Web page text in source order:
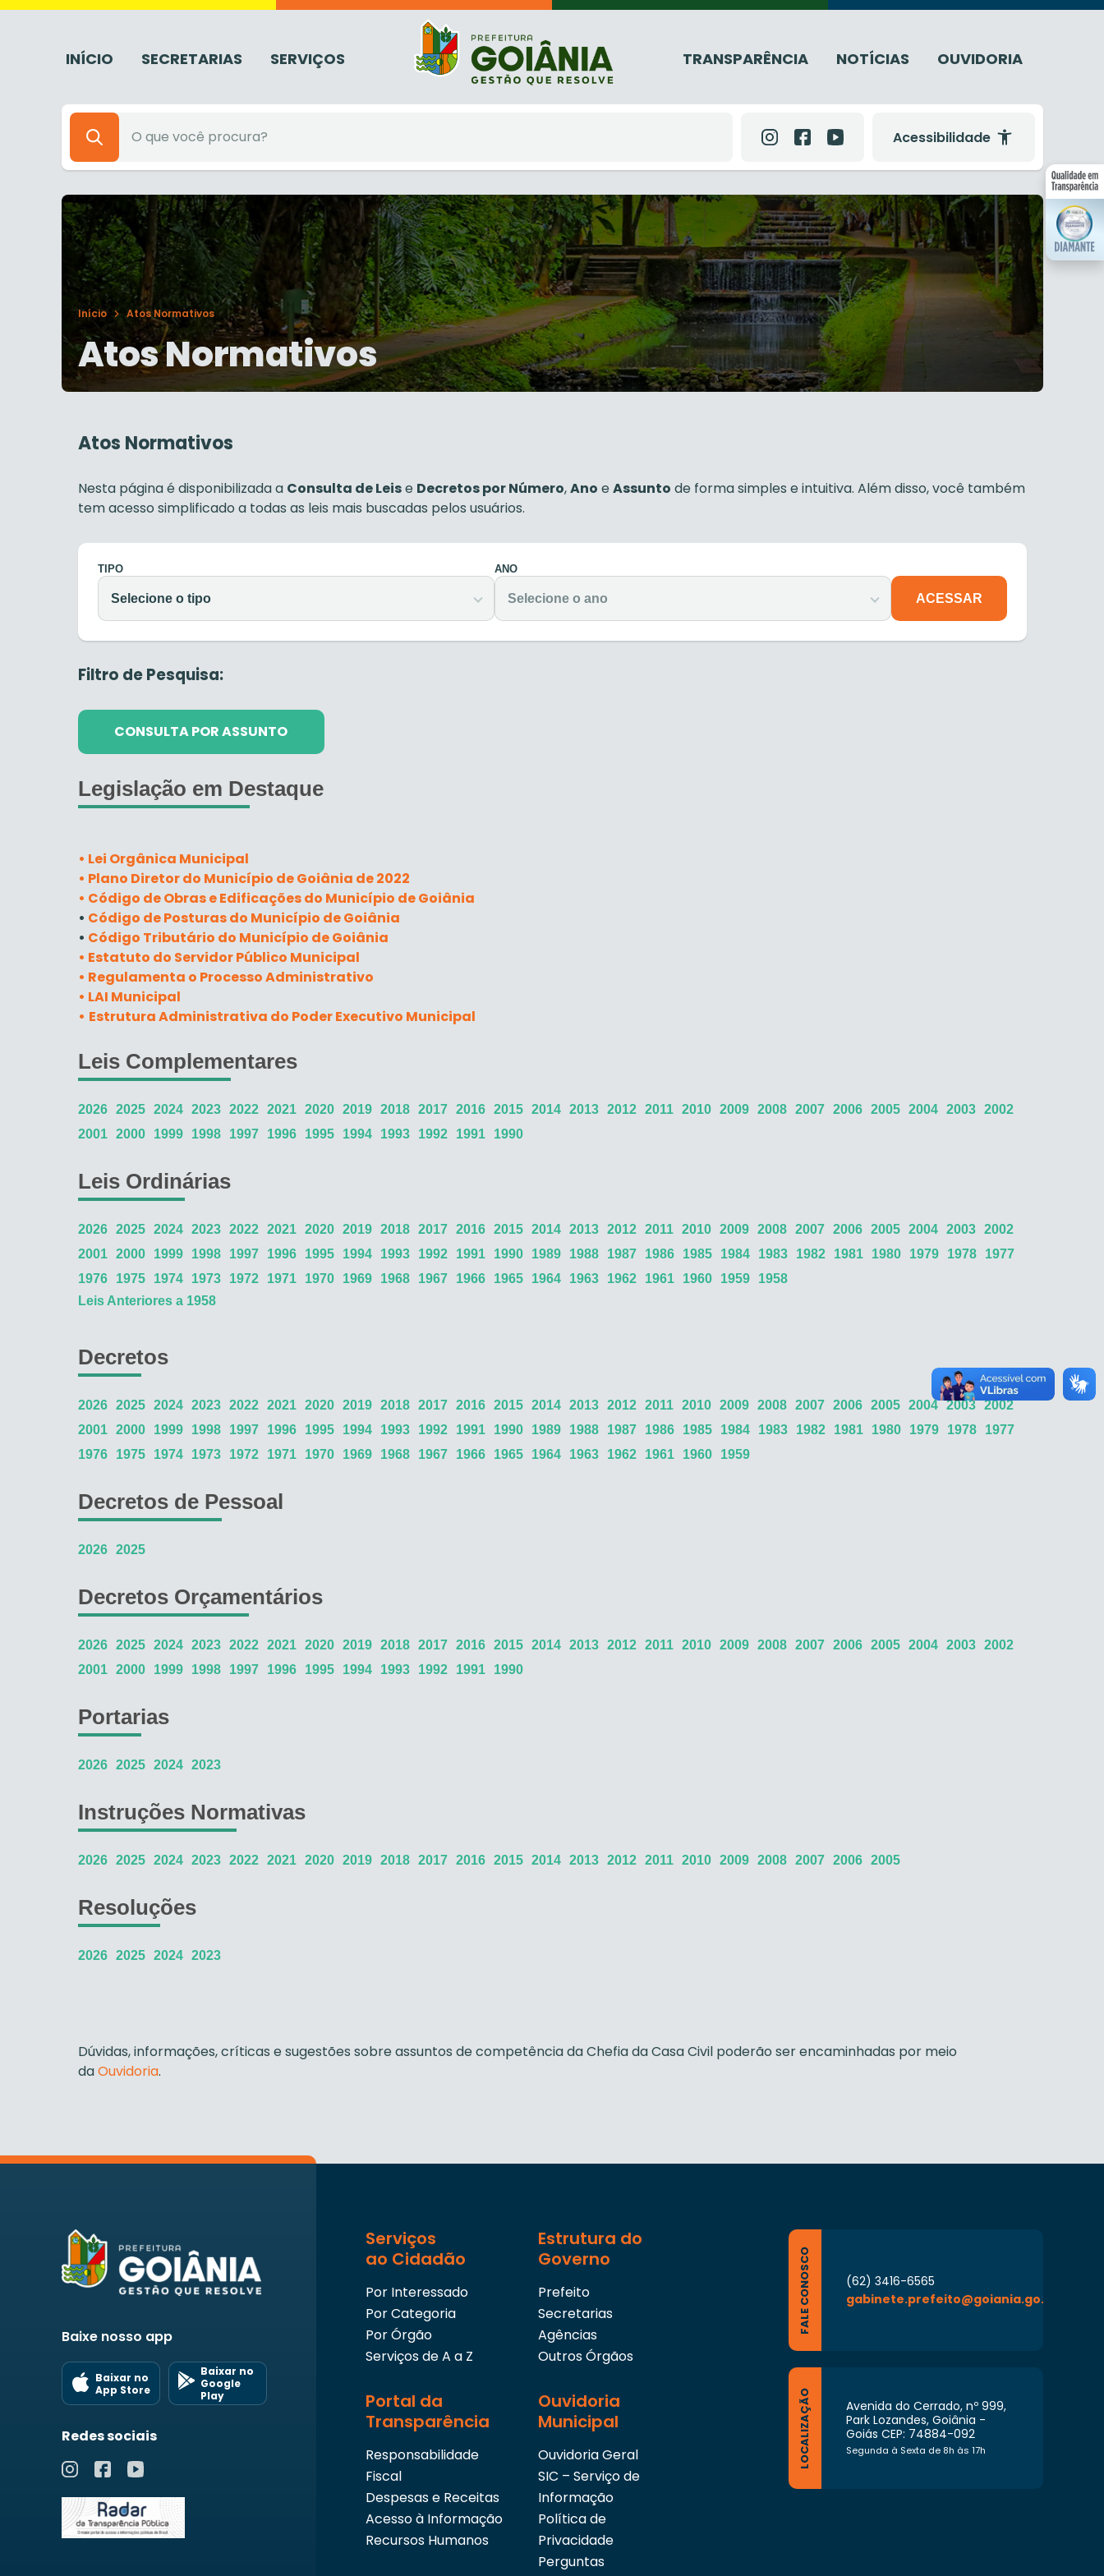
INÍCIO SECRETARIAS SERVIÇOS TRANSPARÊNCIA NOTÍCIAS OUVIDORIA
Acessibilidade
Início Atos Normativos
Atos Normativos
Atos Normativos
Nesta página é disponibilizada a Consulta de Leise Decretos por Número,Ano e Assunto de forma simples e intuitiva. Além disso, você também
tem acesso simplificado a todas as leis mais buscadas pelos usuários.
TIPO ANO
ACESSAR
Filtro de Pesquisa:
CONSULTA POR ASSUNTO
Legislação em Destaque
• Lei Orgânica Municipal
• Plano Diretor do Município de Goiânia de 2022
• Código de Obras e Edificações do Município de Goiânia
• Código de Posturas do Município de Goiânia
• Código Tributário do Município de Goiânia
• Estatuto do Servidor Público Municipal
• Regulamenta o Processo Administrativo
• LAI Municipal
• Estrutura Administrativa do Poder Executivo Municipal
Leis Complementares
2026 2025 2024 2023 2022 2021 2020 2019 2018 2017 2016 2015 2014 2013 2012 2011 2010 2009 2008 2007 2006 2005 2004 2003
2002
2001
2000 1999 1998 1997 1996 1995 1994 1993 1992 1991 1990
Leis Ordinárias
2026 2025 2024 2023 2022 2021 2020 2019 2018 2017 2016 2015 2014 2013 2012 2011 2010 2009 2008 2007 2006 2005 2004 2003
2002
2001
2000 1999 1998 1997 1996 1995 1994 1993 1992 1991 1990 1989 1988 1987 1986 1985 1984 1983 1982 1981 1980 1979 1978
1977
1976
1975 1974 1973 1972 1971 1970 1969 1968 1967 1966 1965 1964 1963 1962 1961 1960 1959
1958
Leis Anteriores a 1958
Decretos
2026 2025 2024 2023 2022 2021 2020 2019 2018 2017 2016 2015 2014 2013 2012 2011 2010 2009 2008 2007 2006 2005 2004 2003 2002
2001
2000 1999 1998 1997 1996 1995 1994 1993 1992 1991 1990 1989 1988 1987 1986 1985 1984 1983 1982 1981 1980 1979 1978
1977
1976
1975 1974 1973 1972 1971 1970 1969 1968 1967 1966 1965 1964 1963 1962 1961 1960 1959
Decretos de Pessoal
2026 2025
Decretos Orçamentários
2026 2025 2024 2023 2022 2021 2020 2019 2018 2017 2016 2015 2014 2013 2012 2011 2010 2009 2008 2007 2006 2005 2004 2003
2002
2001
2000 1999 1998 1997 1996 1995 1994 1993 1992 1991 1990
Portarias
2026 2025 2024 2023
Instruções Normativas
2026 2025 2024 2023 2022 2021 2020 2019 2018 2017 2016 2015 2014 2013 2012 2011 2010 2009 2008 2007 2006 2005
Resoluções
2026 2025 2024 2023
Dúvidas, informações, críticas e sugestões sobre assuntos de competência da Chefia da Casa Civil poderão ser encaminhadas por meio
daOuvidoria.
Baixe nosso app
Baixar no
App Store
Baixar no
Google
Play
Redes sociais
Serviços
ao Cidadão
Por Interessado
Por Categoria
Por Órgão
Serviços de A a Z
Estrutura do
Governo
Prefeito
Secretarias
Agências
Outros Órgãos
Portal da
Transparência
Responsabilidade
Fiscal
Despesas e Receitas
Acesso à Informação
Recursos Humanos
Ouvidoria
Municipal
Ouvidoria Geral
SIC – Serviço de
Informação
Política de
Privacidade
Perguntas
FALE CONOSCO
(62) 3416-6565
gabinete.prefeito@goiania.go.gov.br
LOCALIZAÇÃO
Avenida do Cerrado, nº 999,
Park Lozandes, Goiânia -
Goiás CEP: 74884-092
Segunda à Sexta de 8h às 17h